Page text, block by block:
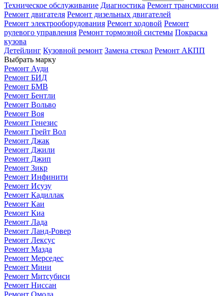
Техническое обслуживание Диагностика Ремонт трансмиссии
Ремонт двигателя Ремонт дизельных двигателей
Ремонт электрооборудования Ремонт ходовой Ремонт
рулевого управления Ремонт тормозной системы Покраска
кузова
Детейлинг Кузовной ремонт Замена стекол Ремонт АКПП
Выбрать марку
Ремонт Ауди
Ремонт БИД
Ремонт БМВ
Ремонт Бентли
Ремонт Вольво
Ремонт Воя
Ремонт Генезис
Ремонт Грейт Вол
Ремонт Джак
Ремонт Джили
Ремонт Джип
Ремонт Зикр
Ремонт Инфинити
Ремонт Исузу
Ремонт Кадиллак
Ремонт Каи
Ремонт Киа
Ремонт Лада
Ремонт Ланд-Ровер
Ремонт Лексус
Ремонт Мазда
Ремонт Мерседес
Ремонт Мини
Ремонт Митсубиси
Ремонт Ниссан
Ремонт Омода